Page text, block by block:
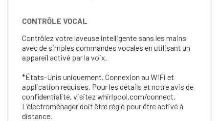
CONTRÔLE VOCAL
Contrôlez votre laveuse intelligente sans les mains
avec de simples commandes vocales en utilisant un
appareil activé par la voix.
*États-Unis uniquement. Connexion au WiFi et
application requises. Pour les détails et notre avis de
confidentialité, visitez whirlpool.com/connect.
L’électroménager doit être réglé pour être activé à
distance.